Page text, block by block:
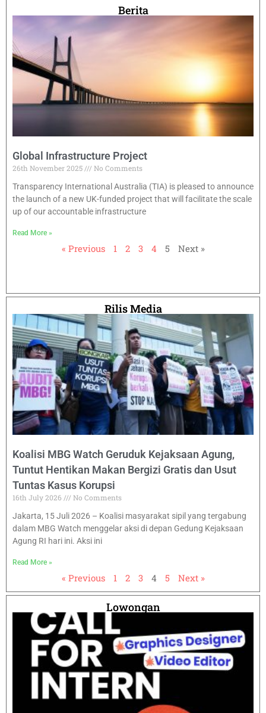
Berita
Global Infrastructure Project
26th November 2025
No Comments
Transparency International Australia (TIA) is pleased to announce
the launch of a new UK-funded project that will facilitate the scale
up of our accountable infrastructure
Read More »
« Previous 1 2 3 4 5 Next »
Rilis Media
Koalisi MBG Watch Geruduk Kejaksaan Agung,
Tuntut Hentikan Makan Bergizi Gratis dan Usut
Tuntas Kasus Korupsi
16th July 2026
No Comments
Jakarta, 15 Juli 2026 – Koalisi masyarakat sipil yang tergabung
dalam MBG Watch menggelar aksi di depan Gedung Kejaksaan
Agung RI hari ini. Aksi ini
Read More »
« Previous 1 2 3 4 5 Next »
Lowongan